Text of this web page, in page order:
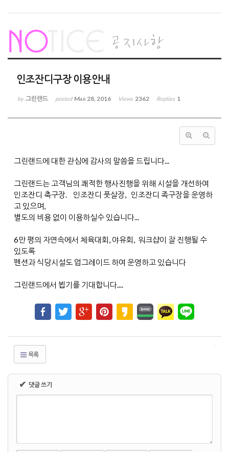
인조잔디구장 이용안내
by 그린랜드 posted Mar 28, 2016 Views 2362 Replies 1
그린랜드에 대한 관심에 감사의 말씀을 드립니다...
그린랜드는 고객님의 쾌적한 행사진행을 위해 시설을 개선하여
인조잔디 축구장. 인조잔디 풋살장, 인조잔디 족구장을 운영하
고 있으며,
별도의 비용 없이 이용하실수 있습니다...
6만 평의 자연속에서 체육대회, 야유회, 워크샵이 잘 진행될 수
있도록
펜션과 식당시설도 업그레이드 하여 운영하고 있습니다
그린랜드에서 뵙기를 기대합니다....
목록
✔ 댓글 쓰기